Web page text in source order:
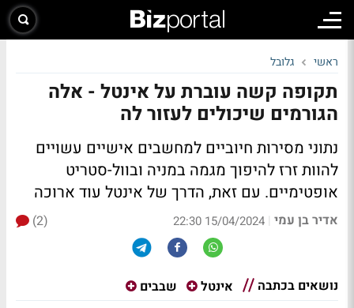
ראשי גלובל
תקופה קשה עוברת על אינטל - אלה
הגורמים שיכולים לעזור לה
נתוני מסירות חיוביים למחשבים אישיים עשויים
להוות זרז להיפוך מגמה במניה ובוול-סטריט
אופטימיים. עם זאת, הדרך של אינטל עוד ארוכה
אדיר בן עמי |
15/04/2024 22:30
(2)
נושאים בכתבה אינטל שבבים